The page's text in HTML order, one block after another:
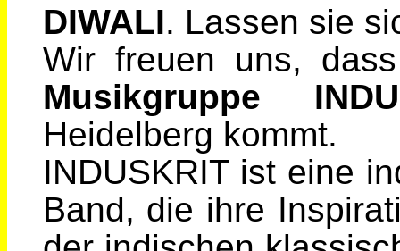
DIWALI. Lassen sie
Wir freuen uns,
Musikgruppe
Heidelberg kommt.
INDUSKRIT ist eine
Band, die ihre